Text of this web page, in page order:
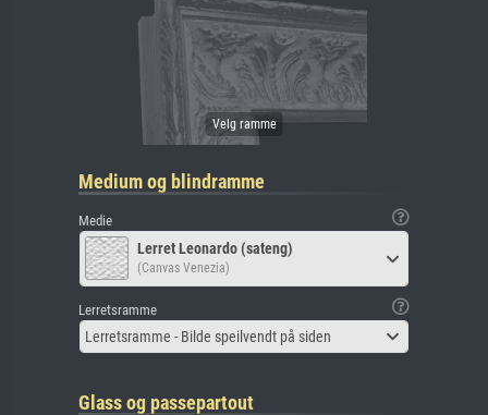
Medium og blindramme
Medie
Lerret Leonardo (sateng)
(Canvas Venezia)
Lerretsramme
Lerretsramme - Bilde speilvendt på siden
Glass og passepartout